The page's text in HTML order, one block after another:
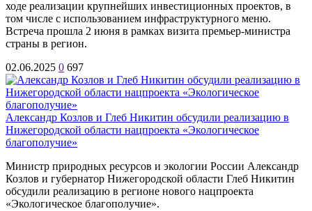
ходе реализации крупнейших инвестиционных проектов, в
том числе с использованием инфраструктурного меню.
Встреча прошла 2 июня в рамках визита премьер-министра
страны в регион.
02.06.2025 0 697
Александр Козлов и Глеб Никитин обсудили реализацию в
Нижегородской области нацпроекта «Экологическое
благополучие»
Министр природных ресурсов и экологии России Александр
Козлов и губернатор Нижегородской области Глеб Никитин
обсудили реализацию в регионе нового нацпроекта
«Экологическое благополучие».